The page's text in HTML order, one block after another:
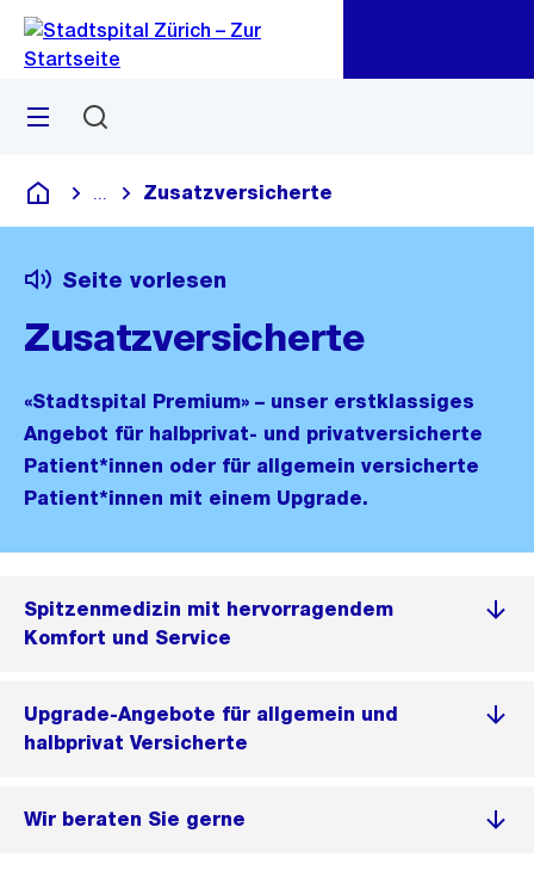
Navigation
Sprunglink
Menü
Krankenhaus
Blende alle Breadcrumbs ein
Zusatzversicherte
Seite vorlesen
Zusatzversicherte
«Stadtspital Premium» – unser erstklassiges
Angebot für halbprivat- und privatversicherte
Patient*innen oder für allgemein versicherte
Patient*innen mit einem Upgrade.
Spitzenmedizin mit hervorragendem
Komfort und Service
Upgrade-Angebote für allgemein und
halbprivat Versicherte
Wir beraten Sie gerne